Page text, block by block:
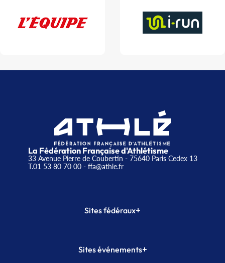
La Fédération Française d'Athlétisme
33 Avenue Pierre de Coubertin - 75640 Paris Cedex 13
T.01 53 80 70 00- ffa@athle.fr
Sites fédéraux+
Plateforme Formation
Sites événements+